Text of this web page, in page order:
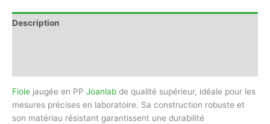
Description
Fiole jaugée en PP Joanlab de qualité supérieur, idéale pour les
mesures précises en laboratoire. Sa construction robuste et
son matériau résistant garantissent une durabilité